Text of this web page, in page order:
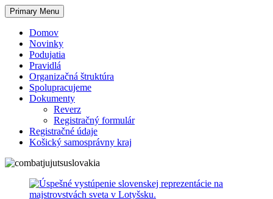
Skip
to
content
Primary Menu
Domov
Novinky
Podujatia
Pravidlá
Organizačná štruktúra
Spolupracujeme
Dokumenty
Reverz
Registračný formulár
Registračné údaje
Košický samosprávny kraj